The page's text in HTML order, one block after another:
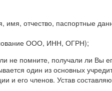
имя, отчество, паспортные
ООО, ИНН, ОГРН);
не помните, получали ли Вы
один из основных
и его членов. Устав